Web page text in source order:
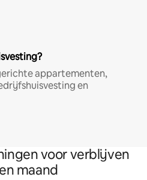
appartementen,
en
voor verblijven
maand